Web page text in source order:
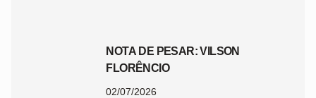
NOTA DE PESAR: VILSON
FLORÊNCIO
02/07/2026